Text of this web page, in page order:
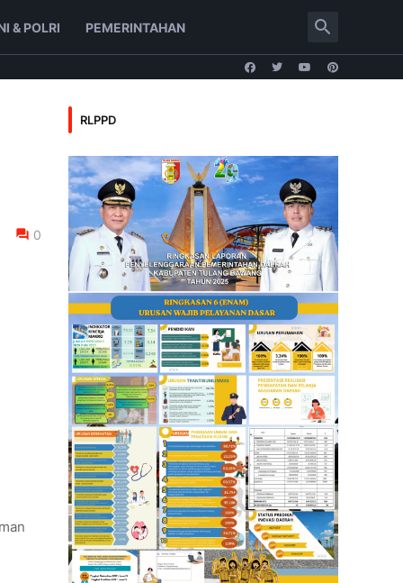
& POLRI PEMERINTAHAN
0
RLPPD